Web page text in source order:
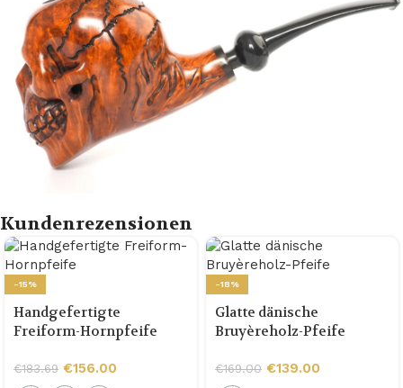
Kundenrezensionen
-15%
Handgefertigte
Freiform-Hornpfeife
€183.69 €156.00
-18%
Glatte dänische
Bruyèreholz-Pfeife
€169.00 €139.00